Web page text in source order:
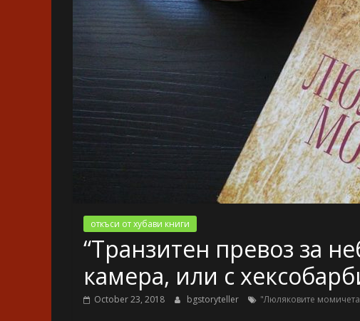
откъси от хубави книги
“Транзитен превоз за
камера, или с
October 23, 2018 bgstoryteller "Люляковите